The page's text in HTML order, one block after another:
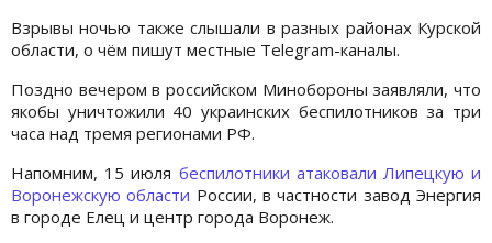
Взрывы ночью также слышали в разных районах Курской
области, о чём пишут местные Telegram-каналы.
Поздно вечером в российском Минобороны заявляли, что
якобы уничтожили 40 украинских беспилотников за три
часа над тремя регионами РФ.
Напомним, 15 июля беспилотники атаковали Липецкую и
Воронежскую области России, в частности завод Энергия
в городе Елец и центр города Воронеж.